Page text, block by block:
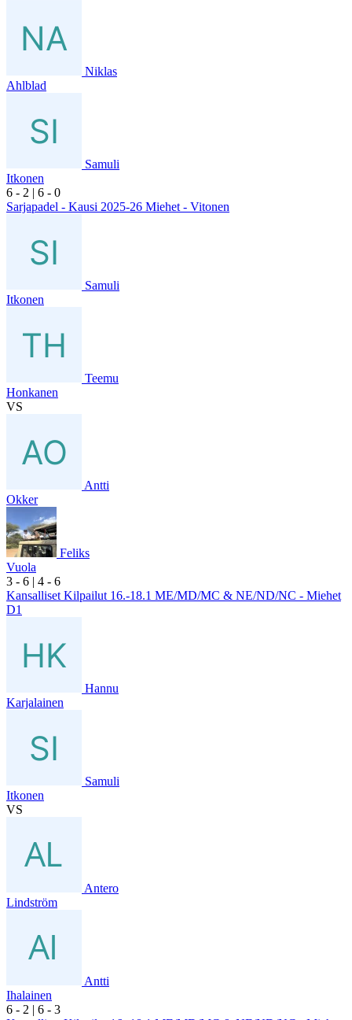
Niklas
Ahlblad
Samuli
Itkonen
6 - 2 | 6 - 0
Sarjapadel - Kausi 2025-26 Miehet - Vitonen
Samuli
Itkonen
Teemu
Honkanen
VS
Antti
Okker
Feliks
Vuola
3 - 6 | 4 - 6
Kansalliset Kilpailut 16.-18.1 ME/MD/MC & NE/ND/NC - Miehet
D1
Hannu
Karjalainen
Samuli
Itkonen
VS
Antero
Lindström
Antti
Ihalainen
6 - 2 | 6 - 3